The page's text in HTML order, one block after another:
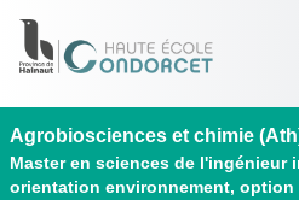
Agrobiosciences et chimie
Master en sciences de l'ingénieur
orientation environnement, option